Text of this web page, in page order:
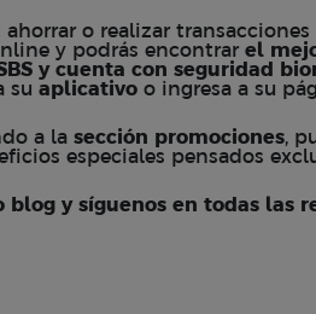
o realizar
y podrás encontrar el
y cuenta con seguridad
su aplicativo o ingresa a su
a la sección promociones,
especiales pensados
blog y síguenos en todas las